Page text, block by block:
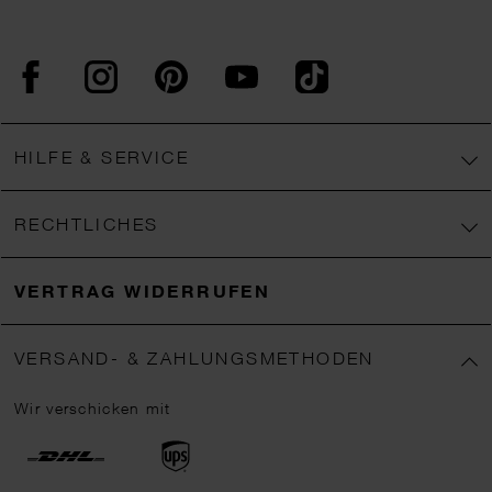
FacebookInstagram PinterestYouTubeTikTok
HILFE & SERVICE
RECHTLICHES
VERTRAG WIDERRUFEN
VERSAND- & ZAHLUNGSMETHODEN
Wir verschicken mit